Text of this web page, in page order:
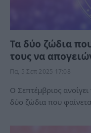
Τα δύο ζώδια
τους να
Πα, 5 Σεπ 2025 17:08
Ο Σεπτέμβριος
δύο ζώδια που